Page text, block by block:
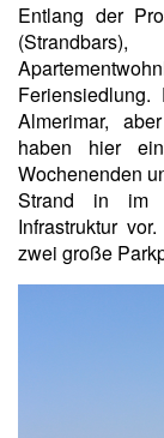
Entlang der
Almerimar,
haben hier
Wochenenden
Strand in im
Infrastruktur
zwei große